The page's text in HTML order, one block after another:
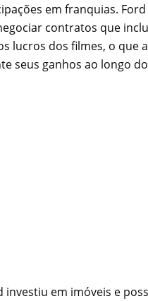
em franquias. Ford
contratos que
lucros dos filmes, o que
seus ganhos ao longo
investiu em imóveis e